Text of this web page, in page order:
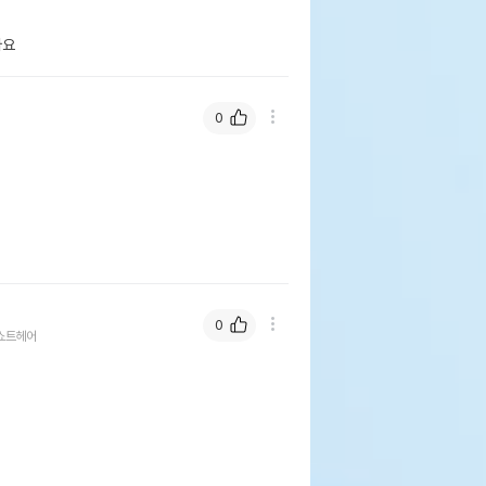
0
트헤어
0